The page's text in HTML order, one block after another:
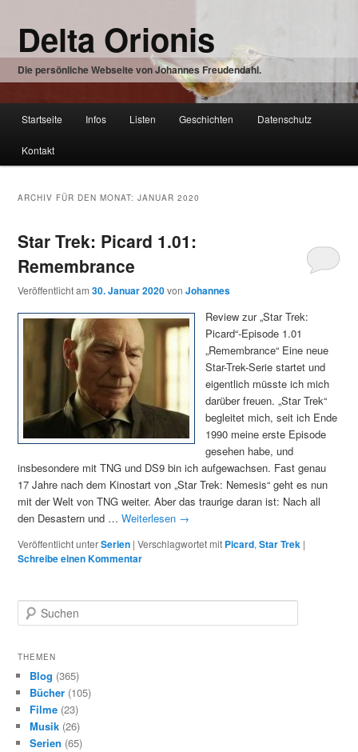
Inhalt
wechseln
sekundären
wechselnDelta Orionis
Die persönliche Webseite von Johannes Freudendahl.
Zum
Inhalt
wechseln
Startseite Infos Listen Geschichten Datenschutz
Kontakt
ARCHIV FÜR DEN MONAT:JANUAR 2020
Star Trek: Picard 1.01:
Remembrance
Veröffentlicht am30. Januar 2020vonJohannes
Review zur „Star Trek:
Picard“-Episode 1.01
„Remembrance“ Eine neue
Star-Trek-Serie startet und
eigentlich müsste ich mich
darüber freuen. „Star Trek“
begleitet mich, seit ich Ende
1990 meine erste Episode
gesehen habe, und
insbesondere mit TNG und DS9 bin ich aufgewachsen. Fast genau
17 Jahre nach dem Kinostart von „Star Trek: Nemesis“ geht es nun
mit der Welt von TNG weiter. Aber das traurige daran ist: Nach all
den Desastern und …Weiterlesen →
Veröffentlicht unterSerien |Verschlagwortet mit Picard,Star Trek |
Schreibe einen Kommentar
u
h
THEMEN
Blog (365)
Bücher (105)
Filme (23)
Musik (26)
Serien (65)